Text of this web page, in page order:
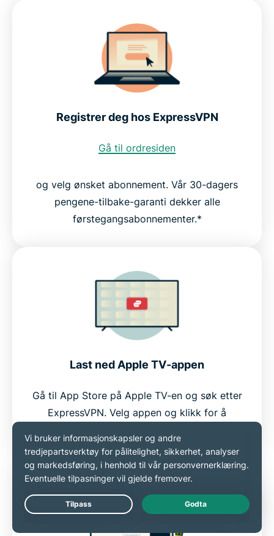
Registrer deg hos ExpressVPN
Gå til ordresiden
og velg ønsket abonnement. Vår 30-dagers
pengene-tilbake-garanti dekker alle
førstegangsabonnementer.*
Last ned Apple TV-appen
Gå til App Store på Apple TV-en og søk etter
ExpressVPN. Velg appen og klikk for å
Live Chat